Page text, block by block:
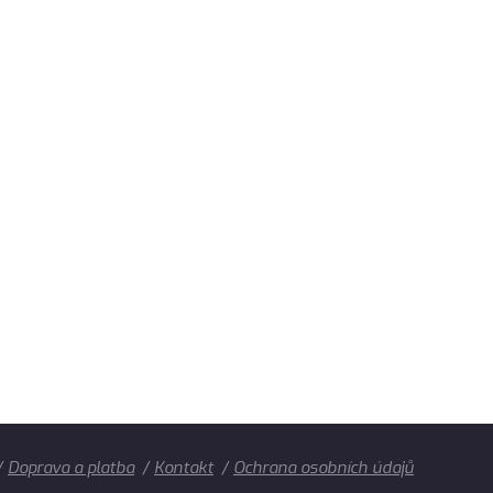
Doprava a platba Kontakt Ochrana osobních údajů